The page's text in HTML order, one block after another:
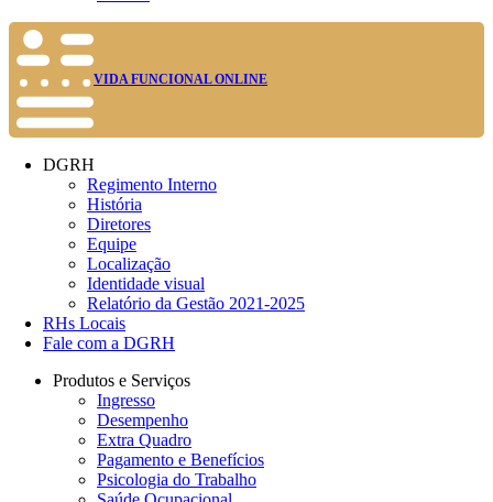
VIDA FUNCIONAL ONLINE
DGRH
Regimento Interno
História
Diretores
Equipe
Localização
Identidade visual
Relatório da Gestão 2021-2025
RHs Locais
Fale com a DGRH
Produtos e Serviços
Ingresso
Desempenho
Extra Quadro
Pagamento e Benefícios
Psicologia do Trabalho